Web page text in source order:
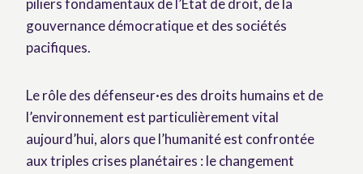
piliers fondamentaux de l’État de droit, de la
gouvernance démocratique et des sociétés
pacifiques.
Le rôle des défenseur·es des droits humains et de
l’environnement est particulièrement vital
aujourd’hui, alors que l’humanité est confrontée
aux triples crises planétaires : le changement